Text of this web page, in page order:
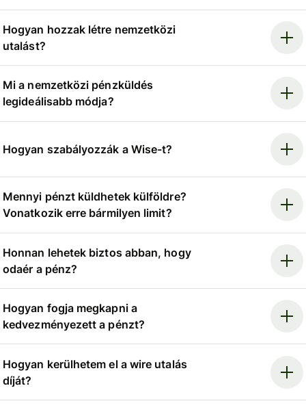
Hogyan hozzak létre nemzetközi
utalást?
Mi a nemzetközi pénzküldés
legideálisabb módja?
Hogyan szabályozzák a Wise-t?
Mennyi pénzt küldhetek külföldre?
Vonatkozik erre bármilyen limit?
Honnan lehetek biztos abban, hogy
odaér a pénz?
Hogyan fogja megkapni a
kedvezményezett a pénzt?
Hogyan kerülhetem el a wire utalás
díját?